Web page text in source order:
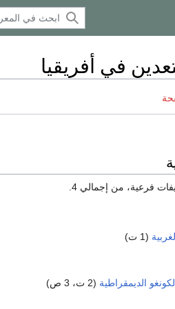
في أفريقيا
(1 ت)
الديمقراطية (2 ت، 3 ص)